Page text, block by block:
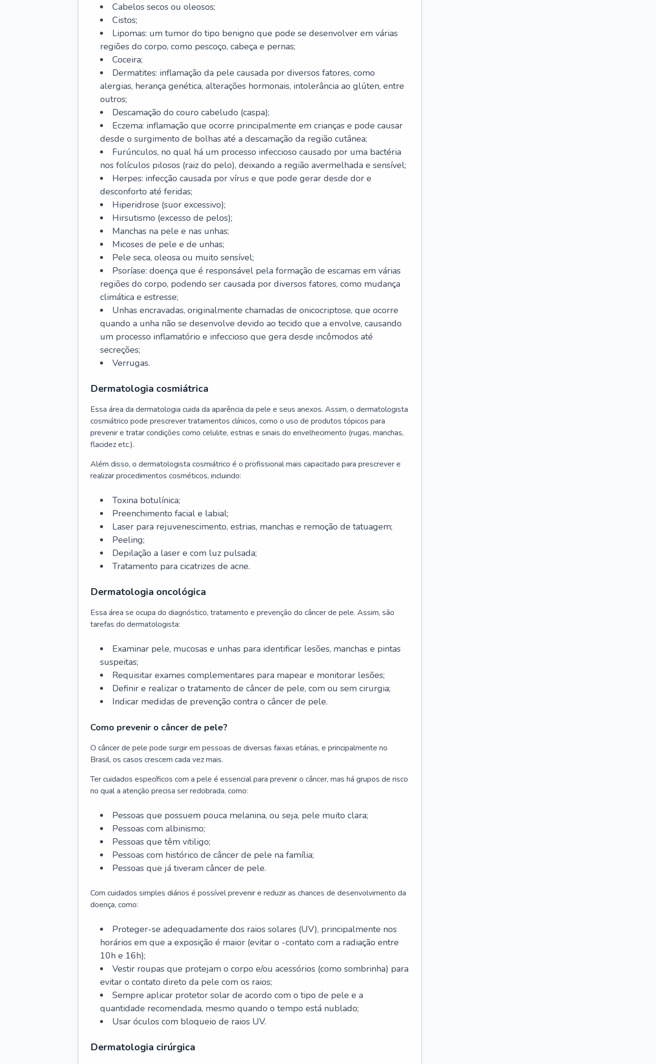
Cabelos secos ou oleosos;
Cistos;
Lipomas: um tumor do tipo benigno que pode se desenvolver em várias
regiões do corpo, como pescoço, cabeça e pernas;
Coceira;
Dermatites: inflamação da pele causada por diversos fatores, como
alergias, herança genética, alterações hormonais, intolerância ao glúten, entre
outros;
Descamação do couro cabeludo (caspa);
Eczema: inflamação que ocorre principalmente em crianças e pode causar
desde o surgimento de bolhas até a descamação da região cutânea;
Furúnculos, no qual há um processo infeccioso causado por uma bactéria
nos folículos pilosos (raiz do pelo), deixando a região avermelhada e sensível;
Herpes: infecção causada por vírus e que pode gerar desde dor e
desconforto até feridas;
Hiperidrose (suor excessivo);
Hirsutismo (excesso de pelos);
Manchas na pele e nas unhas;
Micoses de pele e de unhas;
Pele seca, oleosa ou muito sensível;
Psoríase: doença que é responsável pela formação de escamas em várias
regiões do corpo, podendo ser causada por diversos fatores, como mudança
climática e estresse;
Unhas encravadas, originalmente chamadas de onicocriptose, que ocorre
quando a unha não se desenvolve devido ao tecido que a envolve, causando
um processo inflamatório e infeccioso que gera desde incômodos até
secreções;
Verrugas.
Dermatologia cosmiátrica
Essa área da dermatologia cuida da aparência da pele e seus anexos. Assim, o dermatologista
cosmiátrico pode prescrever tratamentos clínicos, como o uso de produtos tópicos para
prevenir e tratar condições como celulite, estrias e sinais do envelhecimento (rugas, manchas,
flacidez etc.).
Além disso, o dermatologista cosmiátrico é o profissional mais capacitado para prescrever e
realizar procedimentos cosméticos, incluindo:
Toxina botulínica;
Preenchimento facial e labial;
Laser para rejuvenescimento, estrias, manchas e remoção de tatuagem;
Peeling;
Depilação a laser e com luz pulsada;
Tratamento para cicatrizes de acne.
Dermatologia oncológica
Essa área se ocupa do diagnóstico, tratamento e prevenção do câncer de pele. Assim, são
tarefas do dermatologista:
Examinar pele, mucosas e unhas para identificar lesões, manchas e pintas
suspeitas;
Requisitar exames complementares para mapear e monitorar lesões;
Definir e realizar o tratamento de câncer de pele, com ou sem cirurgia;
Indicar medidas de prevenção contra o câncer de pele.
Como prevenir o câncer de pele?
O câncer de pele pode surgir em pessoas de diversas faixas etárias, e principalmente no
Brasil, os casos crescem cada vez mais.
Ter cuidados específicos com a pele é essencial para prevenir o câncer, mas há grupos de risco
no qual a atenção precisa ser redobrada, como:
Pessoas que possuem pouca melanina, ou seja, pele muito clara;
Pessoas com albinismo;
Pessoas que têm vitiligo;
Pessoas com histórico de câncer de pele na família;
Pessoas que já tiveram câncer de pele.
Com cuidados simples diários é possível prevenir e reduzir as chances de desenvolvimento da
doença, como:
Proteger-se adequadamente dos raios solares (UV), principalmente nos
horários em que a exposição é maior (evitar o -contato com a radiação entre
10h e 16h);
Vestir roupas que protejam o corpo e/ou acessórios (como sombrinha) para
evitar o contato direto da pele com os raios;
Sempre aplicar protetor solar de acordo com o tipo de pele e a
quantidade recomendada, mesmo quando o tempo está nublado;
Usar óculos com bloqueio de raios UV.
Dermatologia cirúrgica